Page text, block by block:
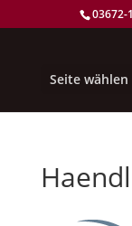
03672-
Seite wählen